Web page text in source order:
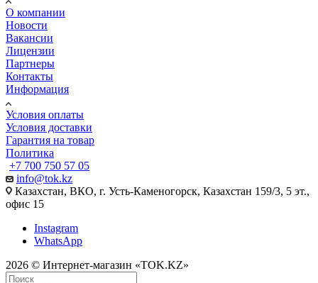
О компании
Новости
Вакансии
Лицензии
Партнеры
Контакты
Информация
Условия оплаты
Условия доставки
Гарантия на товар
Политика
+7 700 750 57 05
info@tok.kz
Казахстан, ВКО, г. Усть-Каменогорск, Казахстан 159/3, 5 эт.,
офис 15
Instagram
WhatsApp
2026 © Интернет-магазин «TOK.KZ»